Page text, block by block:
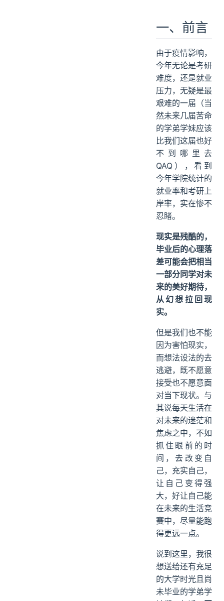
一、前言
由于疫情影响，
今年无论是考研
难度，还是就业
压力，无疑是最
艰难的一届（当
然未来几届苦命
的学弟学妹应该
比我们这届也好
不到哪里去
QAQ），看到
今年学院统计的
就业率和考研上
岸率，实在惨不
忍睹。
现实是残酷的，
毕业后的心理落
差可能会把相当
一部分同学对未
来的美好期待，
从幻想拉回现
实。
但是我们也不能
因为害怕现实，
而想法设法的去
逃避，既不愿意
接受也不愿意面
对当下现状。与
其说每天生活在
对未来的迷茫和
焦虑之中，不如
抓住眼前的时
间，去改变自
己，充实自己，
让自己变得强
大，好让自己能
在未来的生活竞
赛中，尽量能跑
得更远一点。
说到这里，我很
想送给还有充足
的大学时光且尚
未毕业的学弟学